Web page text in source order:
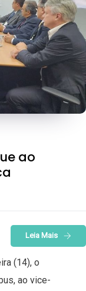
ao
Leia Mais
(14), o
ao vice-